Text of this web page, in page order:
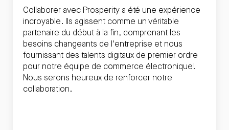
Collaborer avec Prosperity a été une expérience
incroyable. Ils agissent comme un véritable
partenaire du début à la fin, comprenant les
besoins changeants de l'entreprise et nous
fournissant des talents digitaux de premier ordre
pour notre équipe de commerce électronique!
Nous serons heureux de renforcer notre
collaboration.